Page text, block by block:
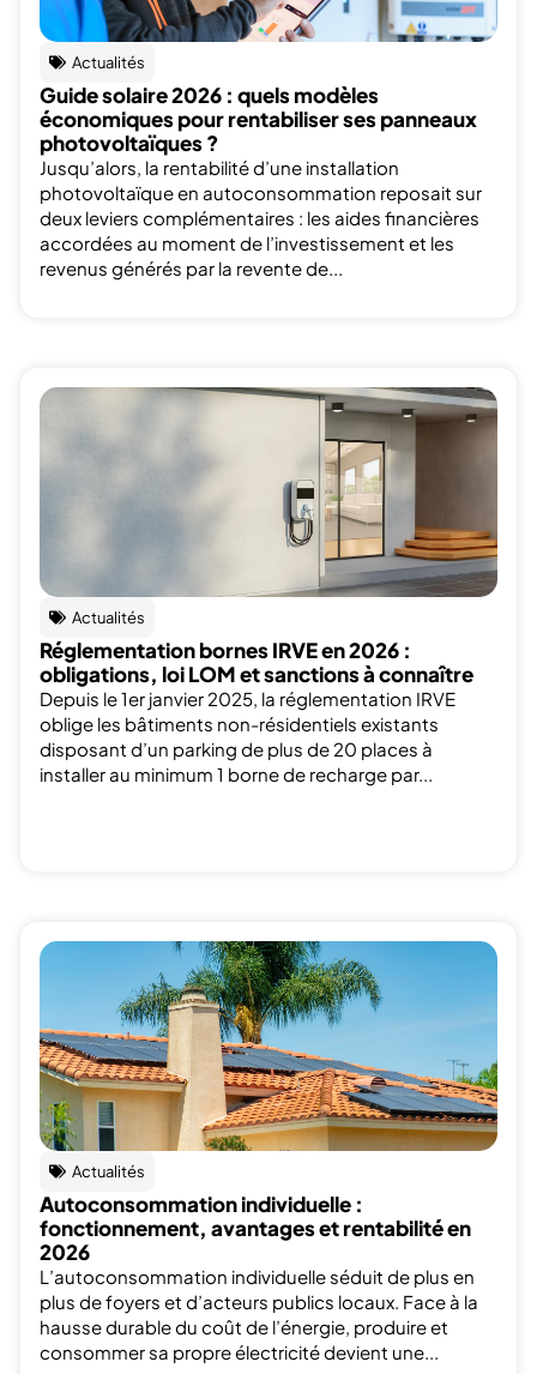
Actualités
Guide solaire 2026 : quels modèles
économiques pour rentabiliser ses panneaux
photovoltaïques ?
Jusqu’alors, la rentabilité d’une installation
photovoltaïque en autoconsommation reposait sur
deux leviers complémentaires : les aides financières
accordées au moment de l’investissement et les
revenus générés par la revente de...
Actualités
Réglementation bornes IRVE en 2026 :
obligations, loi LOM et sanctions à connaître
Depuis le 1er janvier 2025, la réglementation IRVE
oblige les bâtiments non-résidentiels existants
disposant d’un parking de plus de 20 places à
installer au minimum 1 borne de recharge par...
Actualités
Autoconsommation individuelle :
fonctionnement, avantages et rentabilité en
2026
L’autoconsommation individuelle séduit de plus en
plus de foyers et d’acteurs publics locaux. Face à la
hausse durable du coût de l’énergie, produire et
consommer sa propre électricité devient une...